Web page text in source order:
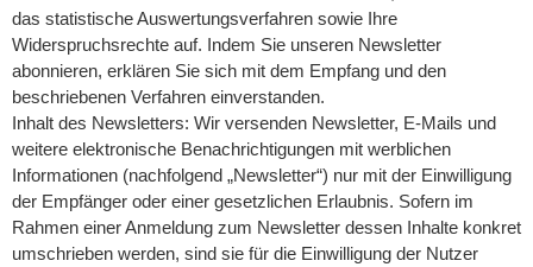
das statistische Auswertungsverfahren sowie Ihre
Widerspruchsrechte auf. Indem Sie unseren Newsletter
abonnieren, erklären Sie sich mit dem Empfang und den
beschriebenen Verfahren einverstanden.
Inhalt des Newsletters: Wir versenden Newsletter, E-Mails und
weitere elektronische Benachrichtigungen mit werblichen
Informationen (nachfolgend „Newsletter“) nur mit der Einwilligung
der Empfänger oder einer gesetzlichen Erlaubnis. Sofern im
Rahmen einer Anmeldung zum Newsletter dessen Inhalte konkret
umschrieben werden, sind sie für die Einwilligung der Nutzer